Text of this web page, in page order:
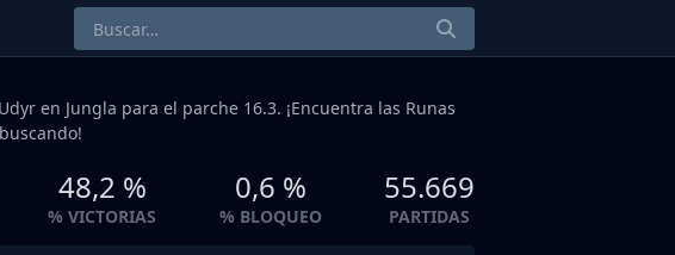
en Jungla para el parche 16.3. ¡Encuentra las Runas
48,2 %
% VICTORIAS
0,6 %
% BLOQUEO
55.669
PARTIDAS